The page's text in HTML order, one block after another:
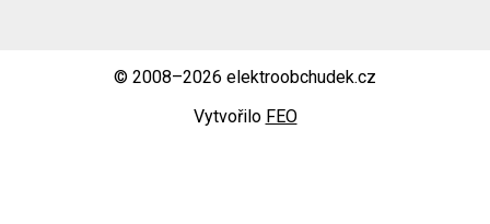
© 2008–2026 elektroobchudek.cz
Vytvořilo FEO